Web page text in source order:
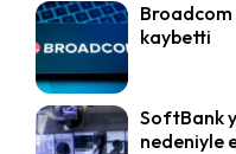
Broadcom
kaybetti
SoftBank
nedeniyle